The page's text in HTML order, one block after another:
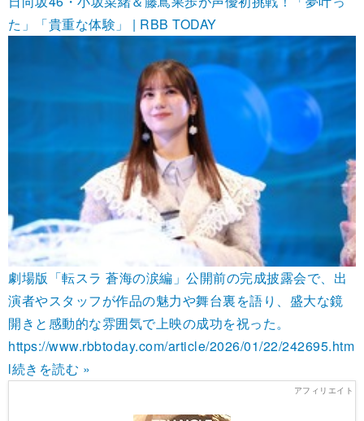
た」「貴重な体験」 | RBB TODAY
劇場版「転スラ 蒼海の涙編」公開前の完成披露会で、出
演者やスタッフが作品の魅力や舞台裏を語り、盛大な鏡
開きと感動的な雰囲気で上映の成功を祝った。
https://www.rbbtoday.com/article/2026/01/22/242695.htm
l続きを読む »